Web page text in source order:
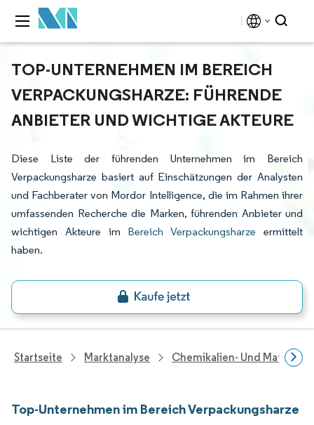
TOP-UNTERNEHMEN IM BEREICH
VERPACKUNGSHARZE: FÜHRENDE
ANBIETER UND WICHTIGE AKTEURE
Diese Liste der führenden Unternehmen im Bereich
Verpackungsharze basiert auf Einschätzungen der Analysten
und Fachberater von Mordor Intelligence, die im Rahmen ihrer
umfassenden Recherche die Marken, führenden Anbieter und
wichtigen Akteure im Bereich Verpackungsharze ermittelt
haben.
Startseite Marktanalyse Chemikalien- Und
Top-Unternehmen im Bereich Verpackungsharze